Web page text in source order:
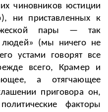
чиновников юстиции
ни приставленных к
пары — так
людей» (мы ничего не
устами говорят все
всего, Крамер и
а отягчающее
приговора он,
факторы